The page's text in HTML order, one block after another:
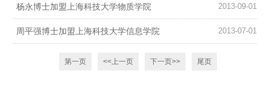
杨永博士加盟上海科技大学物质学院 2013-09-01
周平强博士加盟上海科技大学信息学院 2013-07-01
第一页 <<上一页 下一页>> 尾页